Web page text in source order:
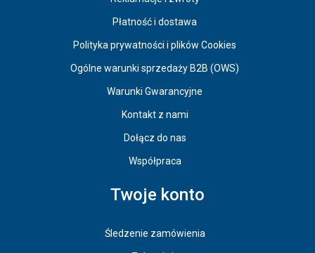
Płatność i dostawa
Polityka prywatności i plików Cookies
Ogólne warunki sprzedaży B2B (OWS)
Warunki Gwarancyjne
Kontakt z nami
Dołącz do nas
Współpraca
Twoje konto
Śledzenie zamówienia